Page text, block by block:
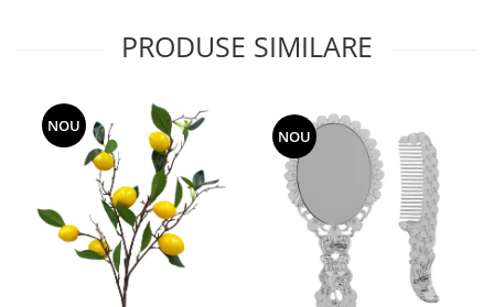
PRODUSE SIMILARE
NOU
NOU